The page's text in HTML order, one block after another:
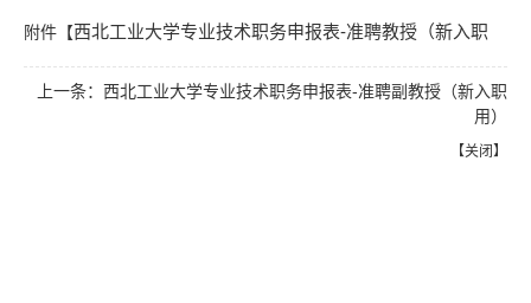
附件【西北工业大学专业技术职务申报表-准聘教授（新入职
用）.docx 】已下载 1059 次
上一条： 西北工业大学专业技术职务申报表-准聘副教授（新入职
用）
【关闭】